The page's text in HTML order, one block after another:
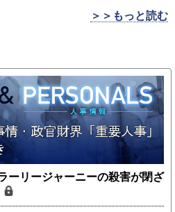
＞＞もっと読む
ーリージャーニーの殺害が閉ざ